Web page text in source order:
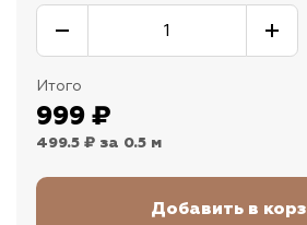
Итого
999 ₽
499.5 ₽ за 0.5 м